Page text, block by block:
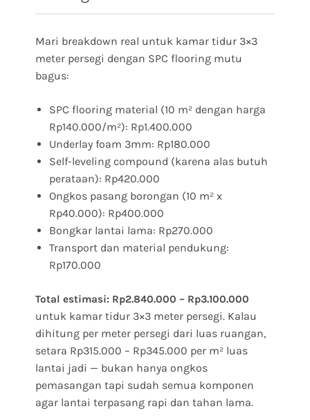
Mari breakdown real untuk kamar tidur 3×3
meter persegi dengan SPC flooring mutu
bagus:
SPC flooring material (10 m² dengan harga
Rp140.000/m²): Rp1.400.000
Underlay foam 3mm: Rp180.000
Self-leveling compound (karena alas butuh
perataan): Rp420.000
Ongkos pasang borongan (10 m² x
Rp40.000): Rp400.000
Bongkar lantai lama: Rp270.000
Transport dan material pendukung:
Rp170.000
Total estimasi: Rp2.840.000 – Rp3.100.000
untuk kamar tidur 3×3 meter persegi. Kalau
dihitung per meter persegi dari luas ruangan,
setara Rp315.000 – Rp345.000 per m² luas
lantai jadi — bukan hanya ongkos
pemasangan tapi sudah semua komponen
agar lantai terpasang rapi dan tahan lama.